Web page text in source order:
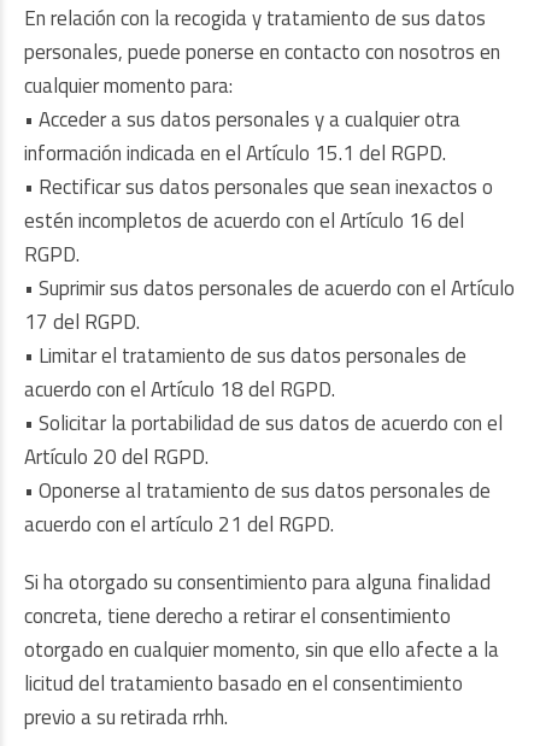
En relación con la recogida y tratamiento de sus datos
personales, puede ponerse en contacto con nosotros en
cualquier momento para:
• Acceder a sus datos personales y a cualquier otra
información indicada en el Artículo 15.1 del RGPD.
• Rectificar sus datos personales que sean inexactos o
estén incompletos de acuerdo con el Artículo 16 del
RGPD.
• Suprimir sus datos personales de acuerdo con el Artículo
17 del RGPD.
• Limitar el tratamiento de sus datos personales de
acuerdo con el Artículo 18 del RGPD.
• Solicitar la portabilidad de sus datos de acuerdo con el
Artículo 20 del RGPD.
• Oponerse al tratamiento de sus datos personales de
acuerdo con el artículo 21 del RGPD.
Si ha otorgado su consentimiento para alguna finalidad
concreta, tiene derecho a retirar el consentimiento
otorgado en cualquier momento, sin que ello afecte a la
licitud del tratamiento basado en el consentimiento
previo a su retirada rrhh.